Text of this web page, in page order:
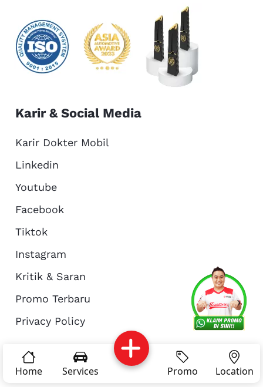
About Us
Reservasi Article
Home Services Promo Location
Karir & Social Media
Karir Dokter Mobil
Linkedin
Youtube
Facebook
Tiktok
Instagram
Kritik & Saran
Promo Terbaru
Privacy Policy
© Copyright 2026 - Dokter Mobil Indonesia